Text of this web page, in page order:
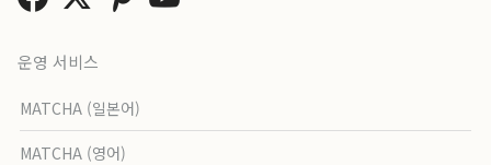
운영 서비스
MATCHA (일본어)
MATCHA (영어)